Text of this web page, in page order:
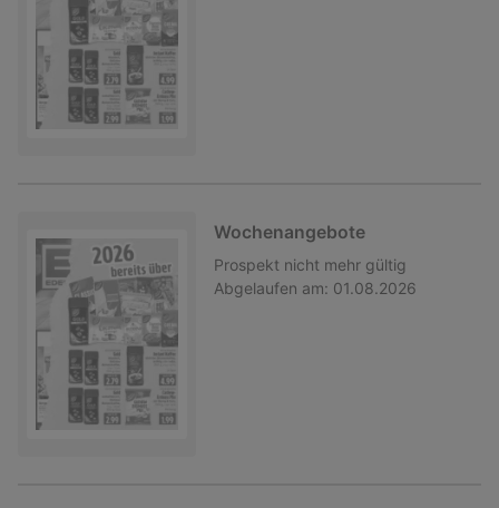
Wochenangebote
Prospekt nicht mehr gültig
Abgelaufen am: 01.08.2026